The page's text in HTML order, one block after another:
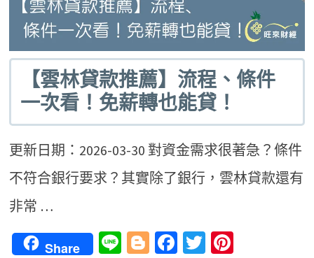
【雲林貸款推薦】流程、條件
一次看！免薪轉也能貸！
更新日期：2026-03-30 對資金需求很著急？條件
不符合銀行要求？其實除了銀行，雲林貸款還有
非常 …
Share LineBlogger
Facebook
Twitter